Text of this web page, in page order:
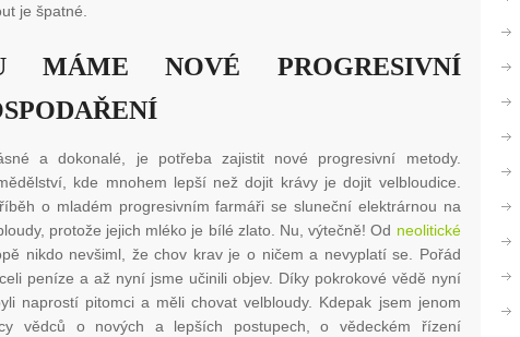
je špatné.
MÁME NOVÉ PROGRESIVNÍ
a dokonalé, je potřeba zajistit nové progresivní metody.
kde mnohem lepší než dojit krávy je dojit velbloudice.
o mladém progresivním farmáři se sluneční elektrárnou na
protože jejich mléko je bílé zlato. Nu, výtečně! Od neolitické
nikdo nevšiml, že chov krav je o ničem a nevyplatí se. Pořád
peníze a až nyní jsme učinili objev. Díky pokrokové vědě nyní
naprostí pitomci a měli chovat velbloudy. Kdepak jsem jenom
vědců o nových a lepších postupech, o vědeckém řízení